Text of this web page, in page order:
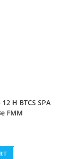
H BTCS SPA
FMM